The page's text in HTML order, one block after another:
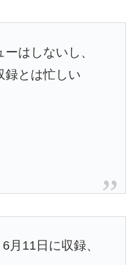
はしないし、
録とは忙しい
11日に収録、